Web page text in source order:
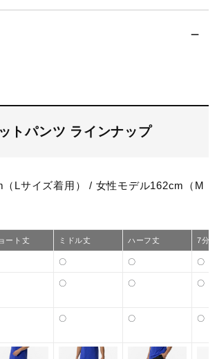
覧
タンブル乾燥禁止
トパンツ ラインナップ
（Lサイズ着用） / 女性モデル162cm（M
ート丈 ミドル丈 ハーフ丈 7分
〇 〇 〇
〇 〇 〇
〇 〇 〇